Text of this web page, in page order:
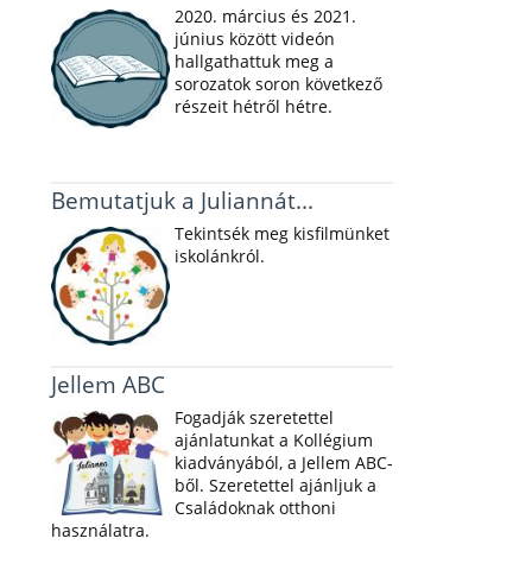
2020. március és 2021.
június között videón
hallgathattuk meg a
sorozatok soron következő
részeit hétről hétre.
Bemutatjuk a Juliannát...
Tekintsék meg kisfilmünket
iskolánkról.
Jellem ABC
Fogadják szeretettel
ajánlatunkat a Kollégium
kiadványából, a Jellem ABC-
ből. Szeretettel ajánljuk a
Családoknak otthoni
használatra.